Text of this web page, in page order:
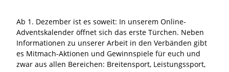
Ab 1. Dezember ist es soweit: In unserem Online-
Adventskalender öffnet sich das erste Türchen. Neben
Informationen zu unserer Arbeit in den Verbänden gibt
es Mitmach-Aktionen und Gewinnspiele für euch und
zwar aus allen Bereichen: Breitensport, Leistungssport,